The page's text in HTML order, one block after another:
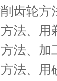
齿轮方
法、用
法、加
法、用